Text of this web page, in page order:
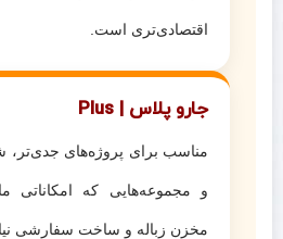
اقتصادی‌تری است.
جارو پلاس | Plus
مناسب برای پروژه‌های جدی‌تر،
و مجموعه‌هایی که امکاناتی
مخزن زباله و ساخت سفارشی نیاز